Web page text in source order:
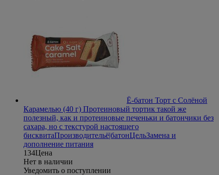
Ё-батон Торт с Солёной
Карамелью (40 г) Протеиновый тортик такой же
полезный, как и протеиновые печеньки и батончики без
сахара, но с текстурой настоящего
бисквитаПроизводительё|батонЦельЗамена и
дополнение питания
134Цена
Нет в наличии
Уведомить о поступлении